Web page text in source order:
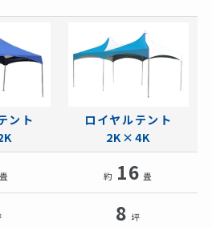
ント
ロイヤルテント
2K×4K
畳 約 16 畳
8 坪